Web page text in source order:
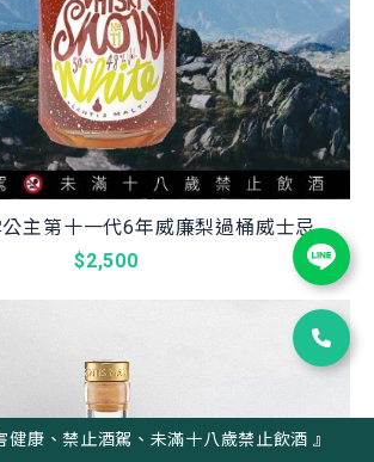
主第十一代6年威廉梨過桶威士忌
$2,500
健康、禁止酒駕、未滿十八歲禁止飲酒 』